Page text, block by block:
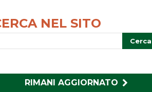
NEL SITO
RIMANI AGGIORNATO